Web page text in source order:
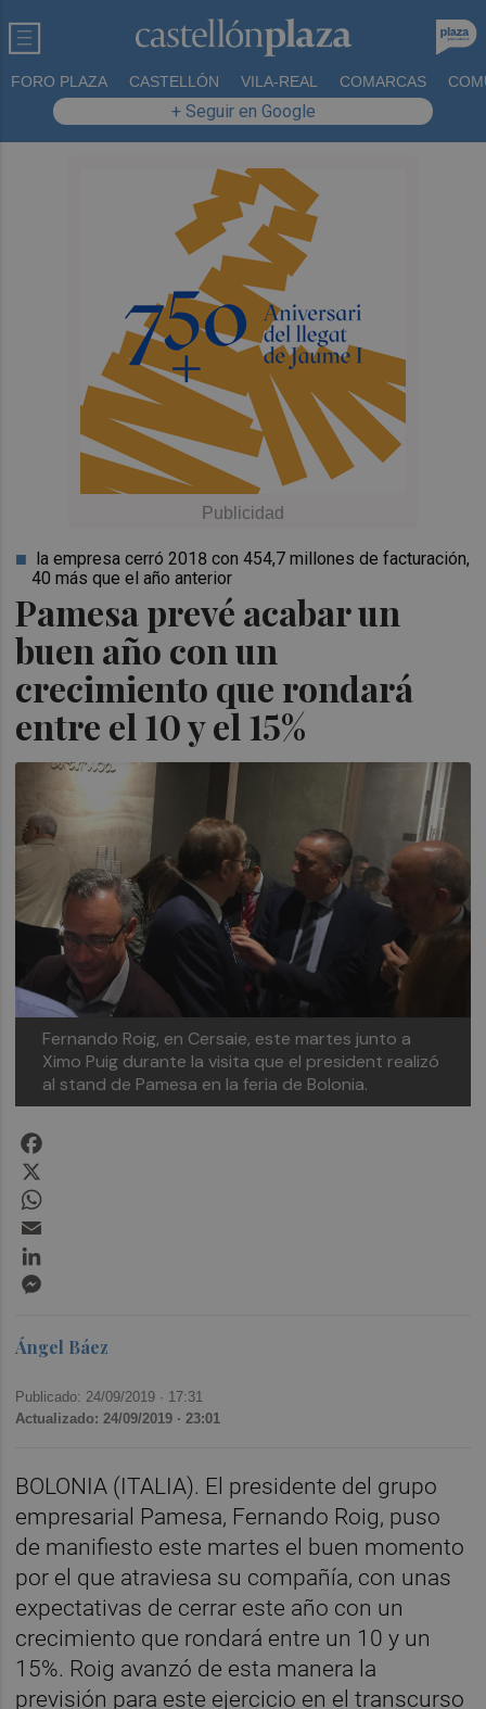
FORO PLAZA CASTELLÓN VILA-REAL COMARCAS
+ Seguir en Google
Pamesa prevé acabar un
buen año con un
crecimiento que rondará
entre el 10 y el 15%
la empresa cerró 2018 con 454,7 millones de facturación,
40 más que el año anterior
Fernando Roig, en Cersaie, este martes junto a
Ximo Puig durante la visita que el president realizó
al stand de Pamesa en la feria de Bolonia.
Ángel Báez
Publicado: 24/09/2019 · 17:31
Actualizado: 24/09/2019 · 23:01
BOLONIA (ITALIA). El presidente del grupo
empresarial Pamesa, Fernando Roig, puso
de manifiesto este martes el buen momento
por el que atraviesa su compañía, con unas
expectativas de cerrar este año con un
crecimiento que rondará entre un 10 y un
15%. Roig avanzó de esta manera la
previsión para este ejercicio en el transcurso